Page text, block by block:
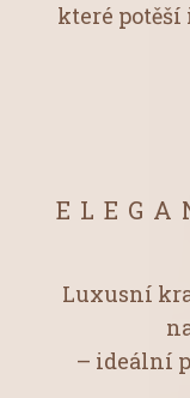
které
Luxusní
– ideální